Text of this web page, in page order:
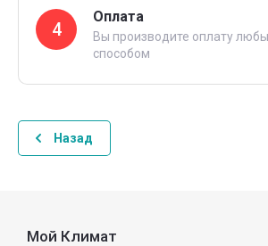
4
Оплата
Вы производите оплату
способом
Назад
Мой Климат